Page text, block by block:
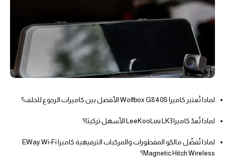
لماذا تُعتبر كاميرا Wolfbox G840S الأفضل بين كاميرات الرجوع للخلف؟
لماذا تُعدّ كاميرا LeeKooLuu LK3 الأسهل تركيبًا؟
لماذا تُفضّل مالكو المقطورات والمركبات الترفيهية كاميرا EWay Wi-Fi
Magnetic Hitch Wireless؟